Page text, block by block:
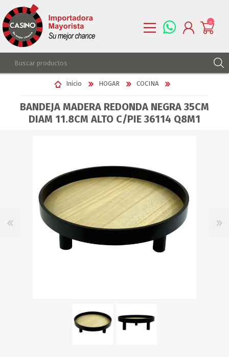
REGISTRARSE
LISTA DE DESEOS
0
Inicio HOGAR COCINA
BANDEJA MADERA REDONDA NEGRA 35CM
DIAM 11.8CM ALTO C/PIE 36114 Q8M1